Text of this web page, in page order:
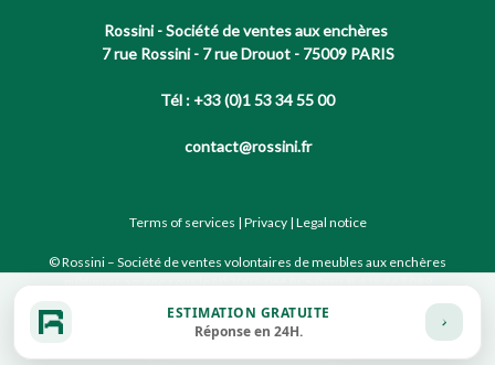
Rossini - Société de ventes aux enchères
7 rue Rossini - 7 rue Drouot - 75009 PARIS
Tél : +33 (0)1 53 34 55 00
contact@rossini.fr
Terms of services | Privacy| Legal notice
© Rossini – Société de ventes volontaires de meubles aux enchères
Site conçu par notre partenaire
ESTIMATION GRATUITE
Réponse en 24H.